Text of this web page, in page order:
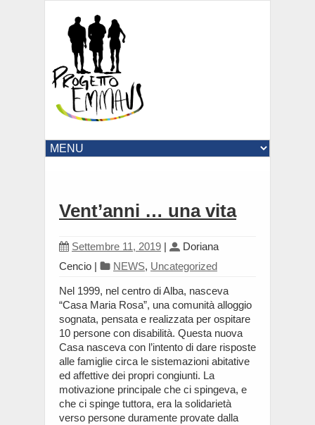
Vent’anni … una vita
Settembre 11, 2019 |
Doriana
Cencio | NEWS, Uncategorized
Nel 1999, nel centro di Alba, nasceva
“Casa Maria Rosa”, una comunità alloggio
sognata, pensata e realizzata per ospitare
10 persone con disabilità. Questa nuova
Casa nasceva con l’intento di dare risposte
alle famiglie circa le sistemazioni abitative
ed affettive dei propri congiunti. La
motivazione principale che ci spingeva, e
che ci spinge tuttora, era la solidarietà
verso persone duramente provate dalla